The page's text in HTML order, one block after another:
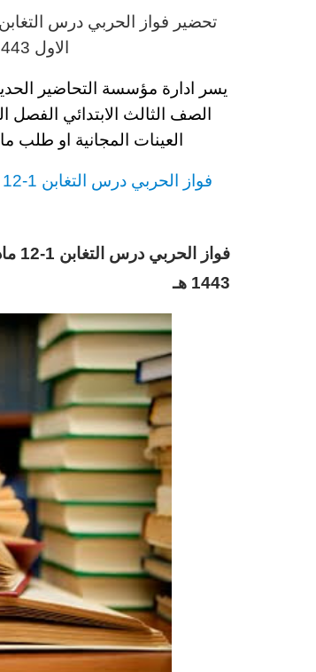
تحضير فواز الحربي درس التغابن 1-12 مادة قران تحفيظ
الاول 1443 هـ
يسر ادارة مؤسسة التحاضير
الصف الثالث الابتدائي الفصل
العينات المجانية او طلب
فواز الحربي درس التغابن 1-12 مادة قران تحفيظ
1443 هـ